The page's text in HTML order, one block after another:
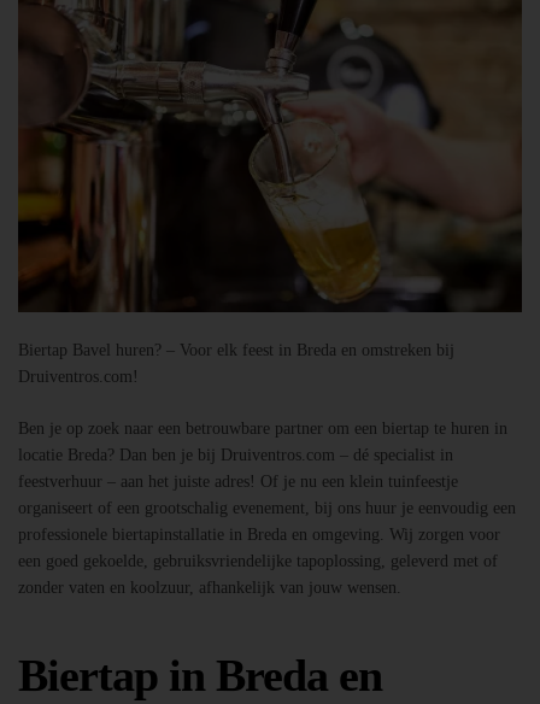
Biertap Bavel huren? – Voor elk feest in Breda en omstreken bij
Druiventros.com!
Ben je op zoek naar een betrouwbare partner om een biertap te huren in
locatie Breda? Dan ben je bij Druiventros.com – dé specialist in
feestverhuur – aan het juiste adres! Of je nu een klein tuinfeestje
organiseert of een grootschalig evenement, bij ons huur je eenvoudig een
professionele biertapinstallatie in Breda en omgeving. Wij zorgen voor
een goed gekoelde, gebruiksvriendelijke tapoplossing, geleverd met of
zonder vaten en koolzuur, afhankelijk van jouw wensen.
Biertap in Breda en